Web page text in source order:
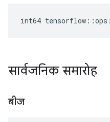
int64
सार्वजनिक समारोह
बीज